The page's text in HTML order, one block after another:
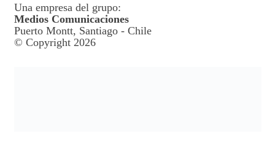
Una empresa del grupo:
Medios Comunicaciones
Puerto Montt, Santiago - Chile
© Copyright 2026